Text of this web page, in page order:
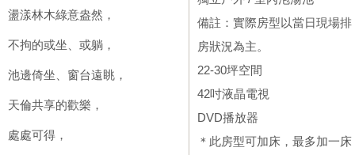
盪漾林木綠意盎然，
不拘的或坐、或躺，
池邊倚坐、窗台遠眺，
天倫共享的歡樂，
處處可得，
備註：實際房型以當日現場排
房狀況為主。
22-30坪空間
42吋液晶電視
DVD播放器
＊此房型可加床，最多加一床